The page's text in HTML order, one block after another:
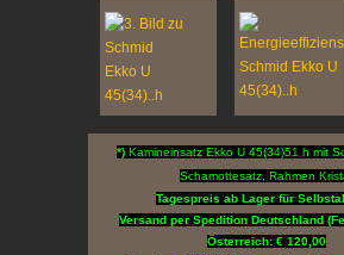
*) Kamineinsatz Ekko U 45(34)51 h mit
Schamottesatz, Rahmen
Tagespreis ab Lager für
Versand per Spedition Deutschland
Österreich: € 120,00